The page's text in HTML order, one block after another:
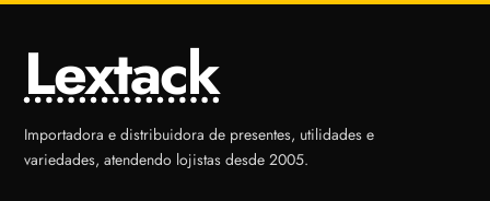
Lextack
Importadora e distribuidora de presentes, utilidades e
variedades, atendendo lojistas desde 2005.